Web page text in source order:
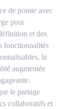
de pointe avec
pour
et des
fonctionnalités
la
augmentée
le partage
collaboratifs et